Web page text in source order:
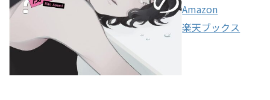
Amazon
楽天ブックス